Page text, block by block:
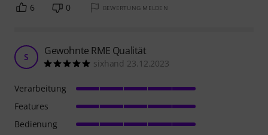
6 0 BEWERTUNG MELDEN
S Gewohnte RME Qualität
sixhand 23.12.2023
Verarbeitung
Features
Bedienung